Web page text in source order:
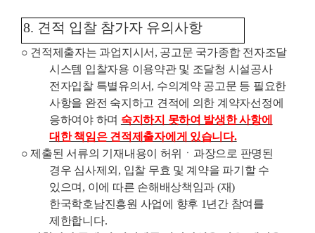
8. 견적 입찰 참가자 유의사항
○ 견적제출자는 과업지시서 , 공고문 국가종합 전자조달
시스템 입찰자용 이용약관 및 조달청 시설공사
전자입찰 특별유의서, 수의계약 공고문 등 필요한
사항을 완전 숙지하고 견적에 의한 계약자선정에
응하여야 하며 숙지하지 못하여 발생한 사항에
대한 책임은 견적제출자에게 있습니다.
○제출된 서류의 기재내용이 허위ㆍ과장으로 판명된
경우 심사제외 , 입찰 무효 및 계약을 파기할 수
있으며 , 이에 따른 손해배상책임과 (재)
한국학호남진흥원 사업에 향후 1 년간 참여를
제한합니다.